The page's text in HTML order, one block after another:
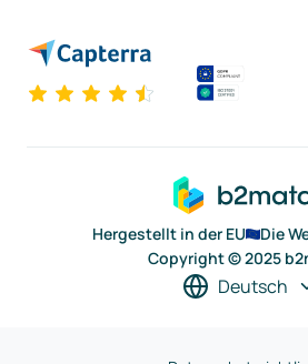
Hergestellt in der EU
Die
Copyright © 2025
Deutsch